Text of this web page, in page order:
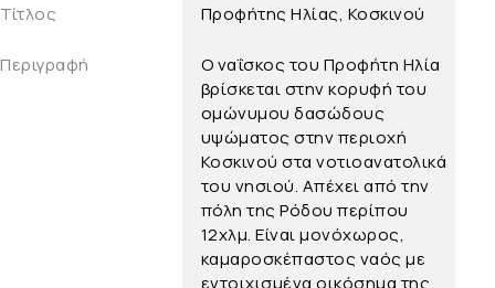
Τίτλος Προφήτης Ηλίας, Κοσκινού
Περιγραφή
Ο ναΐσκος του Προφήτη Ηλία
βρίσκεται στην κορυφή του
ομώνυμου δασώδους
υψώματος στην περιοχή
Κοσκινού στα νοτιοανατολικά
του νησιού. Απέχει από την
πόλη της Ρόδου περίπου
12χλμ. Είναι μονόχωρος,
καμαροσκέπαστος ναός με
εντοιχισμένα οικόσημα της